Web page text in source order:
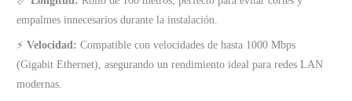
empalmes innecesarios durante la instalación.
⚡Velocidad: Compatible con velocidades de hasta 1000 Mbps
(Gigabit Ethernet), asegurando un rendimiento ideal para redes LAN
modernas.